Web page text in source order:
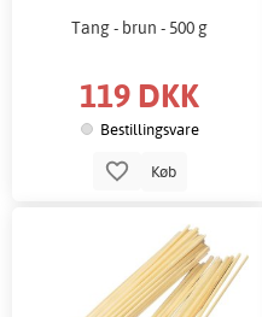
Tang - brun - 500 g
119 DKK
Bestillingsvare
Køb